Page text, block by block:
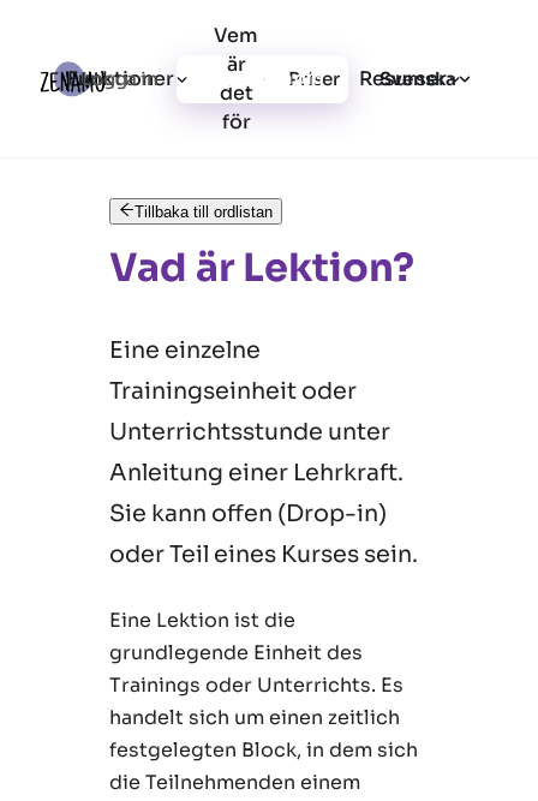
Funktioner
Vem
är
det
för
Priser Resurser
Logga in Registrera dig Svenska
Tillbaka till ordlistan
Vad är Lektion?
Eine einzelne
Trainingseinheit oder
Unterrichtsstunde unter
Anleitung einer Lehrkraft.
Sie kann offen (Drop-in)
oder Teil eines Kurses sein.
Eine Lektion ist die
grundlegende Einheit des
Trainings oder Unterrichts. Es
handelt sich um einen zeitlich
festgelegten Block, in dem sich
die Teilnehmenden einem